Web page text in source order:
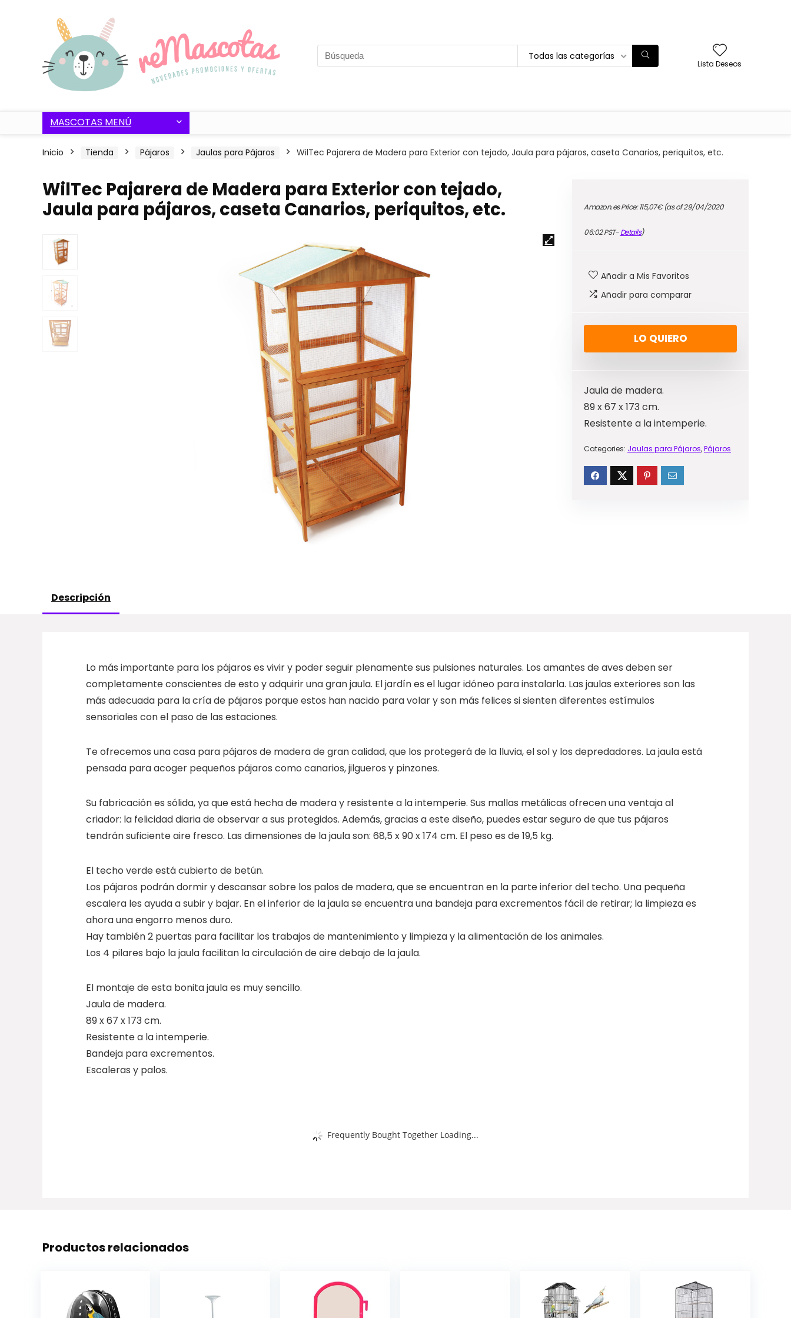
Todas las categorías
Lista Deseos
MASCOTAS MENÚ
Inicio Tienda Pájaros Jaulas para Pájaros WilTec Pajarera de Madera para Exterior con tejado, Jaula para pájaros, caseta Canarios, periquitos, etc.
WilTec Pajarera de Madera para Exterior con tejado,
Jaula para pájaros, caseta Canarios, periquitos, etc.
Amazon.es Price:115,07€(as of 29/04/2020
06:02 PST-Details)
Añadir a Mis Favoritos
Añadir para comparar
LO QUIERO
Jaula de madera.
89 x 67 x 173 cm.
Resistente a la intemperie.
Categories: Jaulas para Pájaros,Pájaros
Descripción
Lo más importante para los pájaros es vivir y poder seguir plenamente sus pulsiones naturales. Los amantes de aves deben ser
completamente conscientes de esto y adquirir una granjaula. El jardín es el lugar idóneo para instalarla. Las jaulas exteriores son las
más adecuada para la cría de pájaros porque estos han nacido para volar y son más felices si sienten diferentes estímulos
sensoriales con el paso de las estaciones.
Te ofrecemos unacasa para pájaros demaderade gran calidad, que los protegerá de la lluvia, el sol y los depredadores. La jaula está
pensada para acoger pequeños pájaros como canarios, jilgueros y pinzones.
Su fabricación es sólida, ya que está hecha de madera y resistente a la intemperie. Sus mallas metálicas ofrecen una ventaja al
criador: la felicidad diaria de observar a sus protegidos. Además, gracias a este diseño, puedes estar seguro de que tus pájaros
tendrán suficiente aire fresco. Las dimensiones de lajaulason: 68,5 x 90 x 174 cm. El peso es de 19,5 kg.
El techo verde está cubierto de betún.
Los pájaros podrán dormir y descansar sobre los palos de madera, que se encuentran en la parte inferior del techo. Una pequeña
escalera les ayuda a subir y bajar. En el inferior de la jaula se encuentra una bandeja para excrementos fácil de retirar; la limpieza es
ahora una engorro menos duro.
Hay también 2 puertas para facilitar los trabajos de mantenimiento y limpieza y la alimentación de los animales.
Los 4 pilares bajo la jaula facilitan la circulación de aire debajo de la jaula.
El montaje de esta bonita jaula es muy sencillo.
Jaula de madera.
89 x 67 x 173 cm.
Resistente a la intemperie.
Bandeja para excrementos.
Escaleras y palos.
Frequently Bought Together Loading...
Productos relacionados